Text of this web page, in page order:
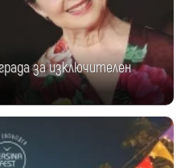
за изключителен